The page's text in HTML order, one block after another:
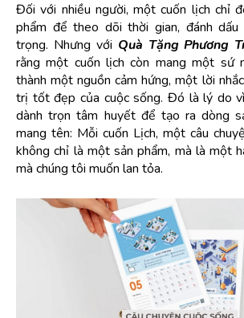
Đối với nhiều người, một cuốn lịch chỉ
phẩm để theo dõi thời gian, đánh dấu
trọng. Nhưng với Quà Tặng Phương
rằng một cuốn lịch còn mang một sứ
thành một nguồn cảm hứng, một lời
trị tốt đẹp của cuộc sống. Đó là lý do
dành trọn tâm huyết để tạo ra dòng
mang tên: Mỗi cuốn Lịch, một câu
không chỉ là một sản phẩm, mà là một
mà chúng tôi muốn lan tỏa.